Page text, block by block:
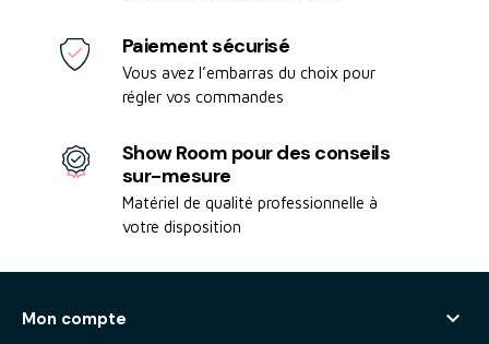
Paiement sécurisé
Vous avez l’embarras du choix pour
régler vos commandes
Show Room pour des conseils
sur-mesure
Matériel de qualité professionnelle à
votre disposition
Mon compte 